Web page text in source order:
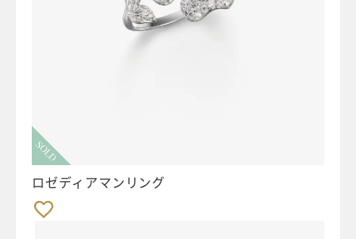
SOLD
ロゼディアマンリング